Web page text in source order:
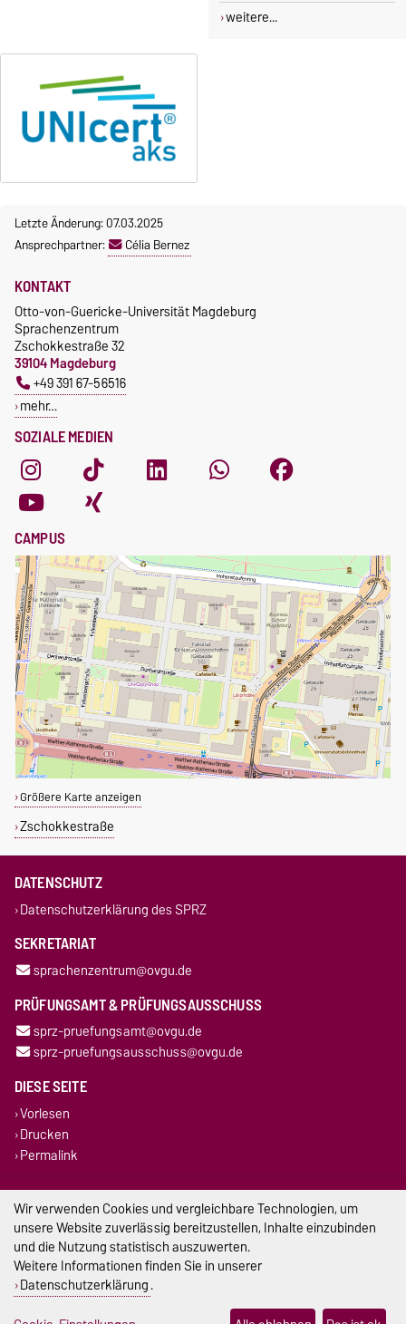
weitere...
Letzte Änderung: 07.03.2025
Ansprechpartner:
Célia Bernez
SOZIALE MEDIEN
KONTAKT
Otto-von-Guericke-Universität Magdeburg
Sprachenzentrum
Zschokkestraße 32
39104 Magdeburg
+49 391 67-56516
mehr…
CAMPUS
Größere Karte anzeigen
Zschokkestraße
DATENSCHUTZ
Datenschutzerklärung des SPRZ
SEKRETARIAT
sprachenzentrum@ovgu.de
PRÜFUNGSAMT & PRÜFUNGSAUSSCHUSS
sprz-pruefungsamt@ovgu.de
sprz-pruefungsausschuss@ovgu.de
DIESE SEITE
Vorlesen
Drucken
Permalink
Impressum
Datenschutz
Barrierefreiheit
Cookie-Einstellungen
Wir verwenden Cookies und vergleichbare Technologien, um
unsere Website zuverlässig bereitzustellen, Inhalte einzubinden
und die Nutzung statistisch auszuwerten.
Weitere Informationen finden Sie in unserer
Datenschutzerklärung.